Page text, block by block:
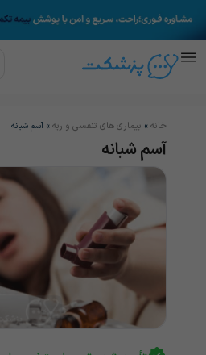
خانه » بیماری های تنفسی و ریه » آسم شبانه
آسم شبانه